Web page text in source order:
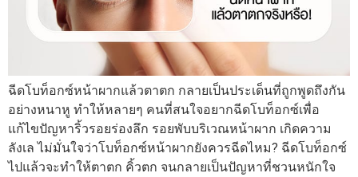
ฉีดโบท็อกซ์หน้าผากแล้วตาตก กลายเป็นประเด็นที่ถูกพูดถึงกัน
อย่างหนาหู ทำให้หลายๆ คนที่สนใจอยากฉีดโบท็อกซ์เพื่อ
แก้ไขปัญหาริ้วรอยร่องลึก รอยพับบริเวณหน้าผาก เกิดความ
ลังเล ไม่มั่นใจว่าโบท็อกซ์หน้าผากยังควรฉีดไหม? ฉีดโบท็อกซ์
ไปแล้วจะทำให้ตาตก คิ้วตก จนกลายเป็นปัญหาที่ชวนหนักใจ